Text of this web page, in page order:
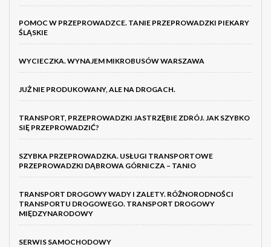
POMOC W PRZEPROWADZCE. TANIE PRZEPROWADZKI PIEKARY
ŚLĄSKIE
WYCIECZKA. WYNAJEM MIKROBUSÓW WARSZAWA
JUŻ NIE PRODUKOWANY, ALE NA DROGACH.
TRANSPORT, PRZEPROWADZKI JASTRZĘBIE ZDRÓJ. JAK SZYBKO
SIĘ PRZEPROWADZIĆ?
SZYBKA PRZEPROWADZKA. USŁUGI TRANSPORTOWE
PRZEPROWADZKI DĄBROWA GÓRNICZA – TANIO
TRANSPORT DROGOWY WADY I ZALETY. RÓŻNORODNOŚCI
TRANSPORTU DROGOWEGO. TRANSPORT DROGOWY
MIĘDZYNARODOWY
SERWIS SAMOCHODOWY